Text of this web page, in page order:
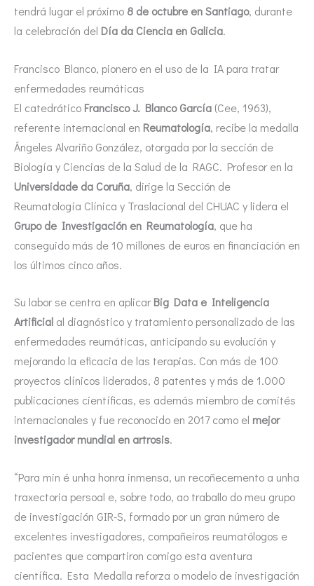
tendrá lugar el próximo 8 de octubre en Santiago, durante
la celebración del Día da Ciencia en Galicia.
Francisco Blanco, pionero en el uso de la IA para tratar
enfermedades reumáticas
El catedrático Francisco J. Blanco García (Cee, 1963),
referente internacional en Reumatología, recibe la medalla
Ángeles Alvariño González, otorgada por la sección de
Biología y Ciencias de la Salud de la RAGC. Profesor en la
Universidade da Coruña, dirige la Sección de
Reumatología Clínica y Traslacional del CHUAC y lidera el
Grupo de Investigación en Reumatología, que ha
conseguido más de 10 millones de euros en financiación en
los últimos cinco años.
Su labor se centra en aplicarBig Data e Inteligencia
Artificial al diagnóstico y tratamiento personalizado de las
enfermedades reumáticas, anticipando su evolución y
mejorando la eficacia de las terapias. Con más de 100
proyectos clínicos liderados, 8 patentes y más de 1.000
publicaciones científicas, es además miembro de comités
internacionales y fue reconocido en 2017 como el mejor
investigador mundial en artrosis.
“Para min é unha honra inmensa, un recoñecemento a unha
traxectoria persoal e, sobre todo, ao traballo do meu grupo
de investigación GIR-S, formado por un gran número de
excelentes investigadores, compañeiros reumatólogos e
pacientes que compartiron comigo esta aventura
científica. Esta Medalla reforza o modelo de investigación